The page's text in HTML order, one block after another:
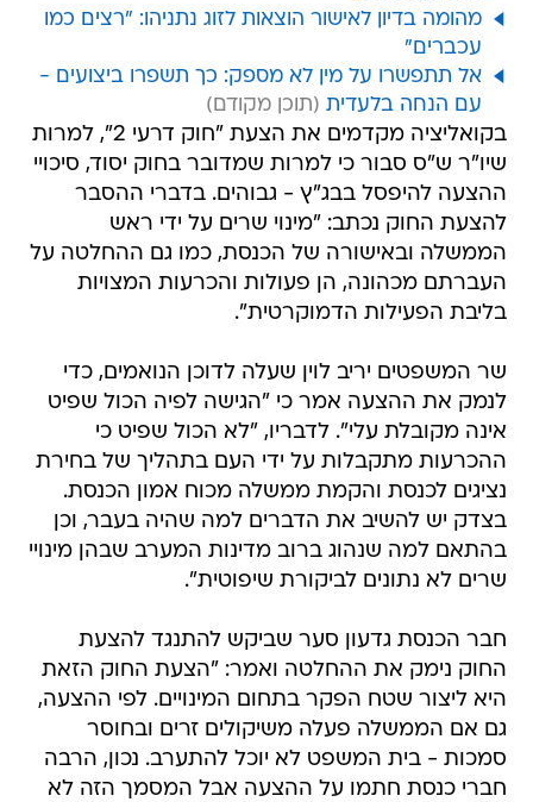
אל תתפשרו על מין לא מספק: כך תשפרו ביצועים -
עם הנחה בלעדית
בקואליציה מקדמים את הצעת "חוק דרעי 2", למרות
שיו"ר ש"ס סבור כי למרות שמדובר בחוק יסוד, סיכויי
ההצעה להיפסל בבג"ץ - גבוהים. בדברי ההסבר
להצעת החוק נכתב: "מינוי שרים על ידי ראש
הממשלה ובאישורה של הכנסת, כמו גם ההחלטה על
העברתם מכהונה, הן פעולות והכרעות המצויות
בליבת הפעילות הדמוקרטית".
שר המשפטים יריב לוין שעלה לדוכן הנואמים, כדי
אינה מקובלת עלי". לדבריו, "לא הכול שפיט כי
ההכרעות מתקבלות על ידי העם בתהליך של בחירת
נציגים לכנסת והקמת ממשלה מכוח אמון הכנסת.
בצדק יש להשיב את הדברים למה שהיה בעבר, וכן
בהתאם למה שנהוג ברוב מדינות המערב שבהן מינויי
שרים לא נתונים לביקורת שיפוטית".
חבר הכנסת גדעון סער שביקש להתנגד להצעת
היא ליצור שטח הפקר בתחום המינויים. לפי ההצעה,
גם אם הממשלה פעלה משיקולים זרים ובחוסר
סמכות - בית המשפט לא יוכל להתערב. נכון, הרבה
חברי כנסת חתמו על ההצעה אבל המסמך הזה לא
ראוי להיקרא חוק. החוק נועד לקבוע כללים ואתם
מבקשים לקבוע שלממשלה לא יהיו כללים והיא תוכל